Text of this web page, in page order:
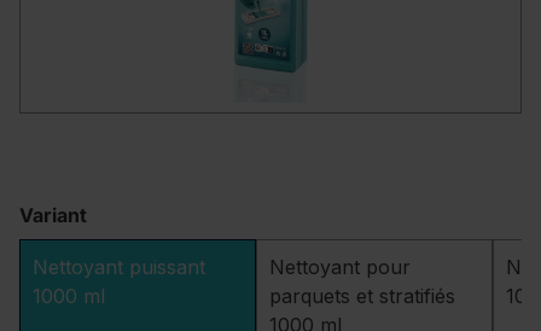
Variant
Nettoyant puissant
1000 ml
Nettoyant pour
parquets et stratifiés
1000 ml